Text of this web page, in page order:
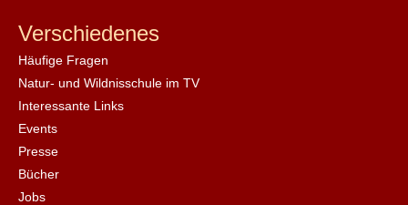
Verschiedenes
Häufige Fragen
Natur- und Wildnisschule im TV
Interessante Links
Events
Presse
Bücher
Jobs